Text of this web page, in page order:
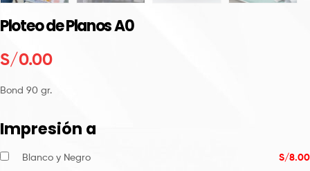
Ploteo de Planos A0
S/‎0.00
Bond 90 gr.
Impresión a
Blanco y Negro S/8.00